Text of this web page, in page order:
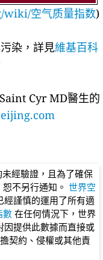
空气质量指数)
染，詳見維基百科
Cyr MD醫生的
經驗證，且為了確保
不另行通知。 世界空
經謹慎的運用了所有適
數 在任何情況下，世界
因提供此數據而直接或
契約、侵權或其他責